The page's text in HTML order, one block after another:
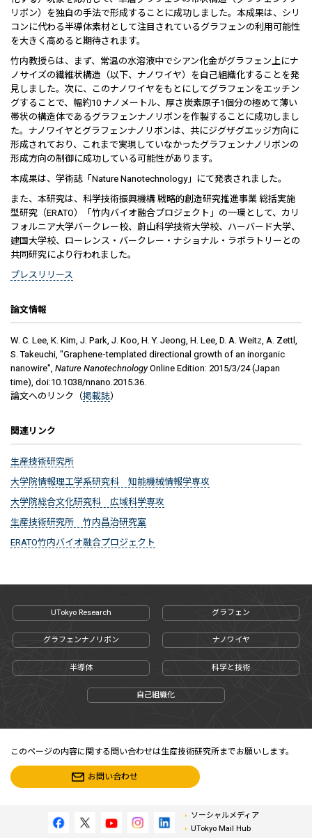
リボン）を独自の手法で形成することに成功しました。本成果は、シリ
コンに代わる半導体素材として注目されているグラフェンの利用可能性
を大きく高めると期待されます。
竹内教授らは、まず、常温の水溶液中でシアン化金がグラフェン上にナ
ノサイズの繊維状構造（以下、ナノワイヤ）を自己組織化することを発
見しました。次に、このナノワイヤをもとにしてグラフェンをエッチン
グすることで、幅約10 ナノメートル、厚さ炭素原子1個分の極めて薄い
帯状の構造体であるグラフェンナノリボンを作製することに成功しまし
た。ナノワイヤとグラフェンナノリボンは、共にジグザグエッジ方向に
形成されており、これまで実現していなかったグラフェンナノリボンの
形成方向の制御に成功している可能性があります。
本成果は、学術誌「Nature Nanotechnology」にて発表されました。
また、本研究は、科学技術振興機構 戦略的創造研究推進事業 総括実施
型研究（ERATO）「竹内バイオ融合プロジェクト」の一環として、カリ
フォルニア大学バークレー校、蔚山科学技術大学校、ハーバード大学、
建国大学校、ローレンス・バークレー・ナショナル・ラボラトリーとの
共同研究により行われました。
プレスリリース
論文情報
W. C. Lee, K. Kim, J. Park, J. Koo, H. Y. Jeong, H. Lee, D. A. Weitz, A. Zettl,
S. Takeuchi, "Graphene-templated directional growth of an inorganic
nanowire", Nature Nanotechnology Online Edition: 2015/3/24(Japan
time), doi:10.1038/nnano.2015.36.
論文へのリンク（掲載誌）
関連リンク
生産技術研究所
大学院情報理工学系研究科 知能機械情報学専攻
大学院総合文化研究科 広域科学専攻
生産技術研究所 竹内昌治研究室
ERATO竹内バイオ融合プロジェクト
UTokyo Research グラフェン
グラフェンナノリボン ナノワイヤ
半導体 科学と技術
自己組織化
このページの内容に関する問い合わせは生産技術研究所までお願いします。
お問い合わせ
ソーシャルメディア
UTokyo Mail Hub